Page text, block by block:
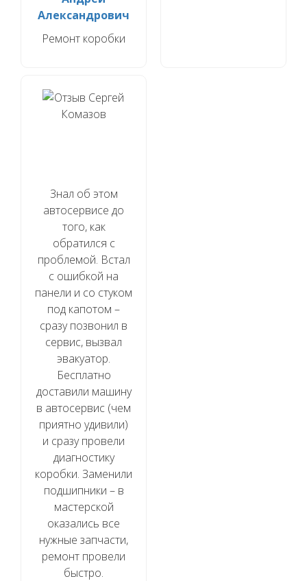
Александрович
Ремонт коробки
Знал об этом
автосервисе до
того, как
обратился с
проблемой. Встал
с ошибкой на
панели и со стуком
под капотом –
сразу позвонил в
сервис, вызвал
эвакуатор.
Бесплатно
доставили машину
в автосервис (чем
приятно удивили)
и сразу провели
диагностику
коробки. Заменили
подшипники – в
мастерской
оказались все
нужные запчасти,
ремонт провели
быстро.